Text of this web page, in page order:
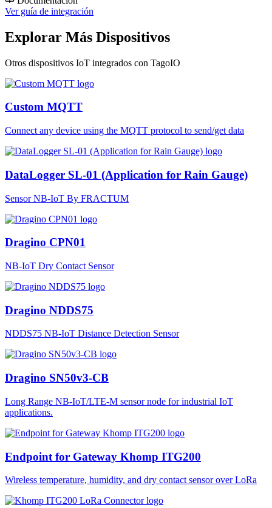
Ver guía de integración
Explorar Más Dispositivos
Otros dispositivos IoT integrados con TagoIO
Custom MQTT
Connect any device using the MQTT protocol to send/get data
DataLogger SL-01 (Application for Rain Gauge)
Sensor NB-IoT By FRACTUM
Dragino CPN01
NB-IoT Dry Contact Sensor
Dragino NDDS75
NDDS75 NB-IoT Distance Detection Sensor
Dragino SN50v3-CB
Long Range NB-IoT/LTE-M sensor node for industrial IoT
applications.
Endpoint for Gateway Khomp ITG200
Wireless temperature, humidity, and dry contact sensor over LoRa